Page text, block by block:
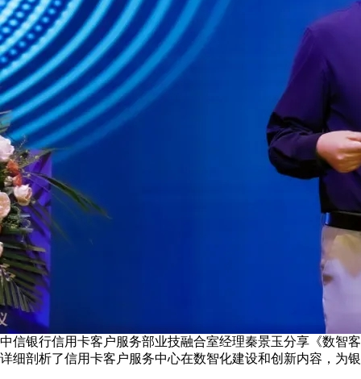
中信银行信用卡客户服务部业技融合室经理秦景玉分享《数智
详细剖析了信用卡客户服务中心在数智化建设和创新内容，为